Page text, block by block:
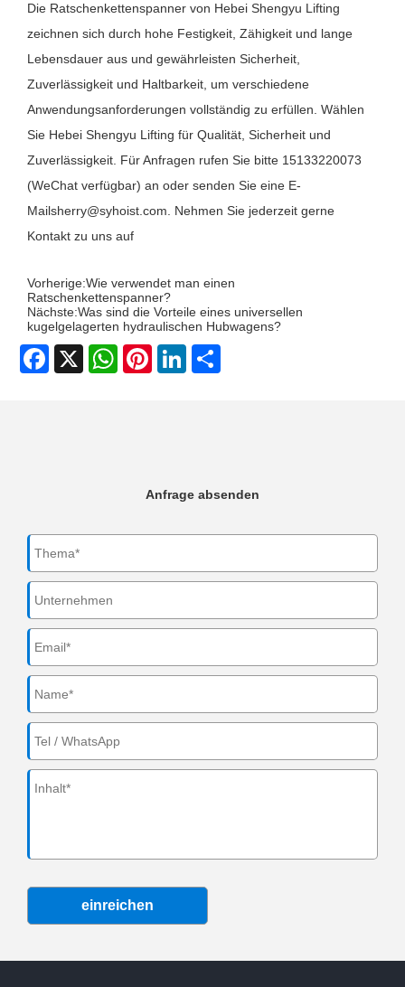
Die Ratschenkettenspanner von Hebei Shengyu Lifting
zeichnen sich durch hohe Festigkeit, Zähigkeit und lange
Lebensdauer aus und gewährleisten Sicherheit,
Zuverlässigkeit und Haltbarkeit, um verschiedene
Anwendungsanforderungen vollständig zu erfüllen. Wählen
Sie Hebei Shengyu Lifting für Qualität, Sicherheit und
Zuverlässigkeit. Für Anfragen rufen Sie bitte 15133220073
(WeChat verfügbar) an oder senden Sie eine E-
Mailsherry@syhoist.com . Nehmen Sie jederzeit gerne
Kontakt zu uns auf
Vorherige:Wie verwendet man einen
Ratschenkettenspanner?
Nächste:Was sind die Vorteile eines universellen
kugelgelagerten hydraulischen Hubwagens?
Facebook
X WhatsAppPinterestLinkedIn
Anfrage absenden
einreichen